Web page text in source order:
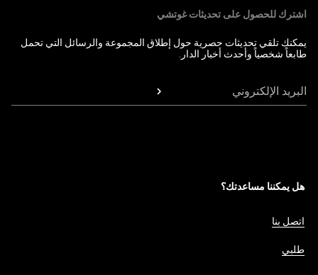
اشترك للحصول على تحديثات غوتشي
يمكنك تلقي تحديثات حصرية حول إطلاق المجموعة والرسائل التي تحمل
طابعاً شخصياً وأحدث أخبار الدار.
البريد الإلكتروني
هل يمكننا مساعدتك؟
اتصل بنا
طلبي